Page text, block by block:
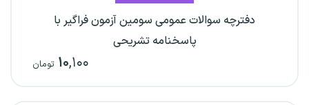
دفترچه سوالات عمومی سومین آزمون فراگیر با
پاسخنامه تشریحی
۱۰,۱۰۰ تومان